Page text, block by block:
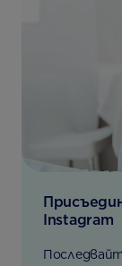
Instagram